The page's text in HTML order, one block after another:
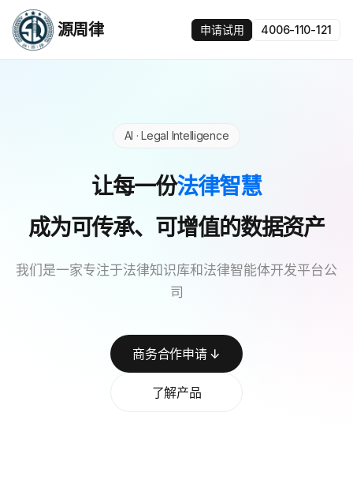
源周律 申请试用 4006-110-121
AI · Legal Intelligence
让每一份法律智慧
成为可传承、可增值的数据资产
我们是一家专注于法律知识库和法律智能体开发平台公
司
商务合作申请 ↓
了解产品